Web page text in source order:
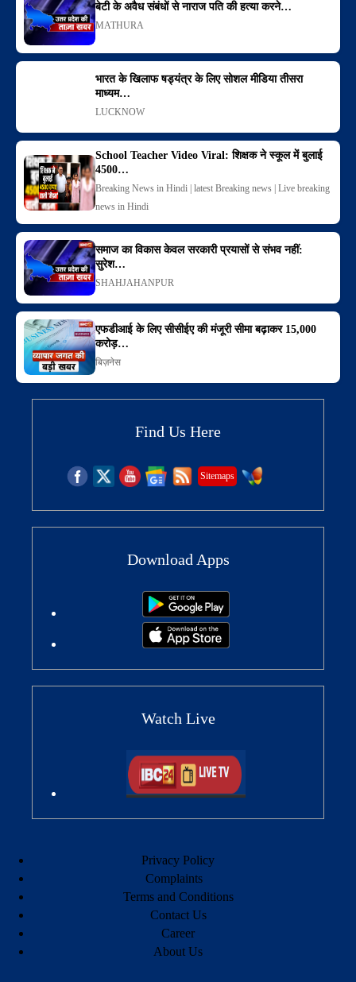
बेटी के अवैध संबंधों से नाराज पति की हत्या करने…
MATHURA
भारत के खिलाफ षड्यंत्र के लिए सोशल मीडिया तीसरा
माध्यम…
LUCKNOW
School Teacher Video Viral: शिक्षक ने स्कूल में बुलाई
4500…
Breaking News in Hindi | latest Breaking news | Live breaking
news in Hindi
समाज का विकास केवल सरकारी प्रयासों से संभव नहीं:
सुरेश…
SHAHJAHANPUR
एफडीआई के लिए सीसीईए की मंजूरी सीमा बढ़ाकर 15,000
करोड़…
बिज़नेस
Find Us Here
Sitemaps
Download Apps
Watch Live
Privacy Policy
Complaints
Terms and Conditions
Contact Us
Career
About Us